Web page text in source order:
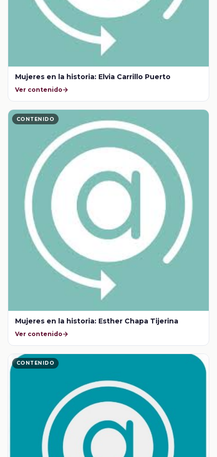
Mujeres en la historia: Elvia Carrillo Puerto
Ver contenido
CONTENIDO
Mujeres en la historia: Esther Chapa Tijerina
Ver contenido
CONTENIDO